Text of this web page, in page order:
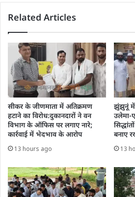
Related Articles
सीकर के जीणमाता में अतिक्रमण
हटाने का विरोध:दुकानदारों ने वन
विभाग के ऑफिस पर लगाए नारे;
कार्रवाई में भेदभाव के आरोप
13 hours ago
झुंझुनूं में
उलेमा-
बनाए
13